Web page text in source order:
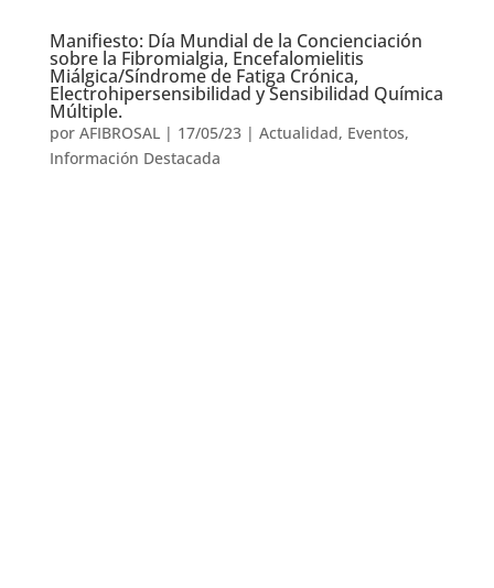
Manifiesto: Día Mundial de la Concienciación
sobre la Fibromialgia, Encefalomielitis
Miálgica/Síndrome de Fatiga Crónica,
Electrohipersensibilidad y Sensibilidad Química
Múltiple.
por AFIBROSAL| 17/05/23| Actualidad, Eventos,
Información Destacada